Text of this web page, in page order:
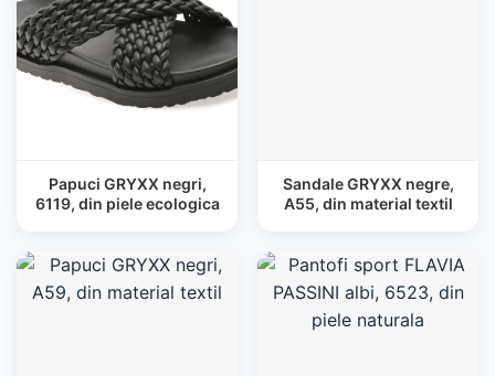
Papuci GRYXX negri,
6119, din piele ecologica
Sandale GRYXX negre,
A55, din material textil